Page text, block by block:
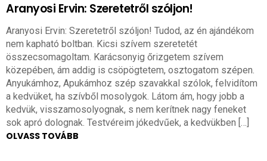
Aranyosi Ervin: Szeretetről szóljon!
Aranyosi Ervin: Szeretetről szóljon! Tudod, az én ajándékom
nem kapható boltban. Kicsi szívem szeretetét
összecsomagoltam. Karácsonyig őrizgetem szívem
közepében, ám addig is csöpögtetem, osztogatom szépen.
Anyukámhoz, Apukámhoz szép szavakkal szólok, felvidítom
a kedvüket, ha szívből mosolygok. Látom ám, hogy jobb a
kedvük, visszamosolyognak, s nem kerítnek nagy feneket
sok apró dolognak. Testvéreim jókedvűek, a kedvükben […]
OLVASS TOVÁBB